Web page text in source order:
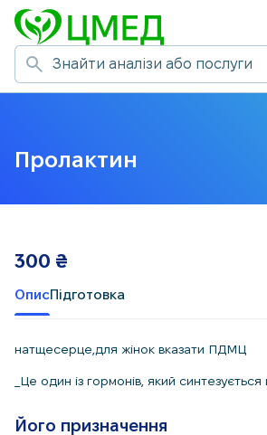
Пролактин
ОписПідготовка
натщесерце,для жінок вказати ПДМЦ
_Це один із гормонів, який синтезується в
Його призначення
300 ₴